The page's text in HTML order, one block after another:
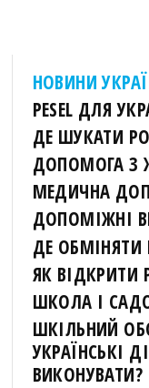
НОВИНИ
PESEL ДЛЯ
ДЕ ШУКАТИ
ДОПОМОГА З
МЕДИЧНА
ДОПОМІЖНІ
ДЕ ОБМІНЯТИ
ЯК ВІДКРИТИ
ШКОЛА І
ШКІЛЬНИЙ
УКРАЇНСЬКІ
ВИКОНУВАТИ?